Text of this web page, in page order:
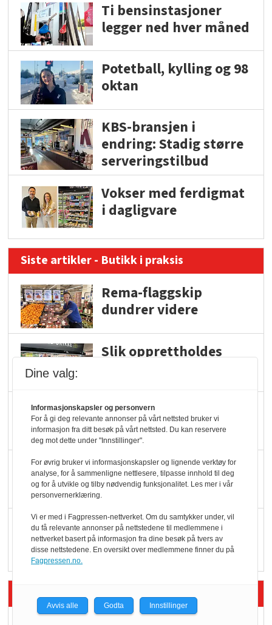
Ti bensinstasjoner
legger ned hver måned
Potetball, kylling og 98
oktan
KBS-bransjen i
endring: Stadig større
serveringstilbud
Vokser med ferdigmat
i dagligvare
Siste artikler - Butikk i praksis
Rema-flaggskip
dundrer videre
Slik opprettholdes
Færre varer, men fulle
hyller
KI lager mat i butikken
Q passerte 1 milliard i
Rema i 2025
Siste artikler - Økologisk
Dine valg:
Informasjonskapsler og personvern
For å gi deg relevante annonser på vårt nettsted bruker vi
informasjon fra ditt besøk på vårt nettsted. Du kan reservere
deg mot dette under "Innstillinger".
For øvrig bruker vi informasjonskapsler og lignende verktøy for
analyse, for å sammenligne nettlesere, tilpasse innhold til deg
og for å utvikle og tilby nødvendig funksjonalitet. Les mer i vår
personvernerklæring.
Vi er med i Fagpressen-nettverket. Om du samtykker under, vil
du få relevante annonser på nettstedene til medlemmene i
nettverket basert på informasjon fra dine besøk på tvers av
disse nettstedene. En oversikt over medlemmene finner du på
Fagpressen.no.
Avvis alle Godta Innstillinger